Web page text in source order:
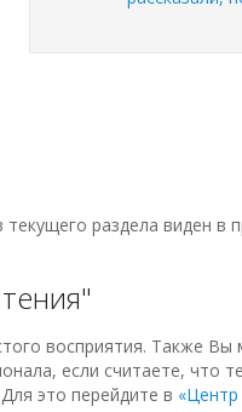
раздела виден в
восприятия. Также Вы
если считаете, что
это перейдите в